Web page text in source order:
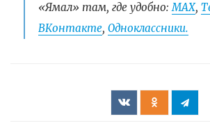
«Ямал» там, где удобно:МАХ,
ВКонтакте, Одноклассники.